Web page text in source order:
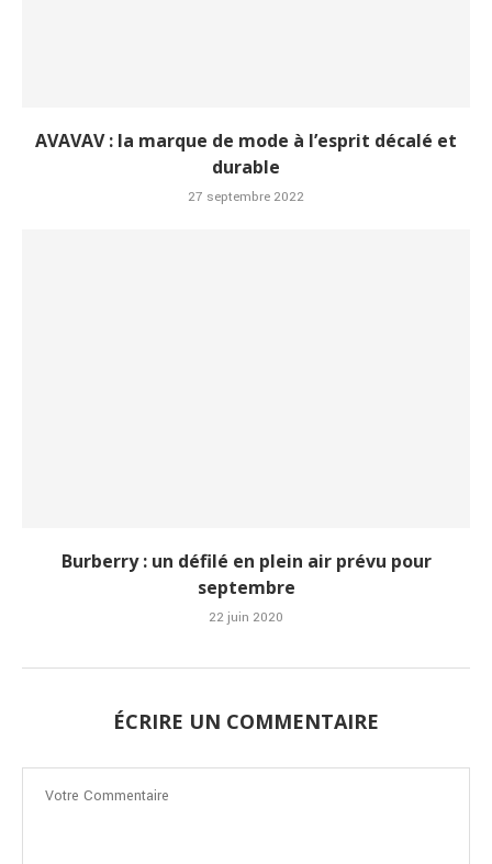
AVAVAV : la marque de mode à l’esprit décalé et
durable
27 septembre 2022
Burberry : un défilé en plein air prévu pour
septembre
22 juin 2020
ÉCRIRE UN COMMENTAIRE